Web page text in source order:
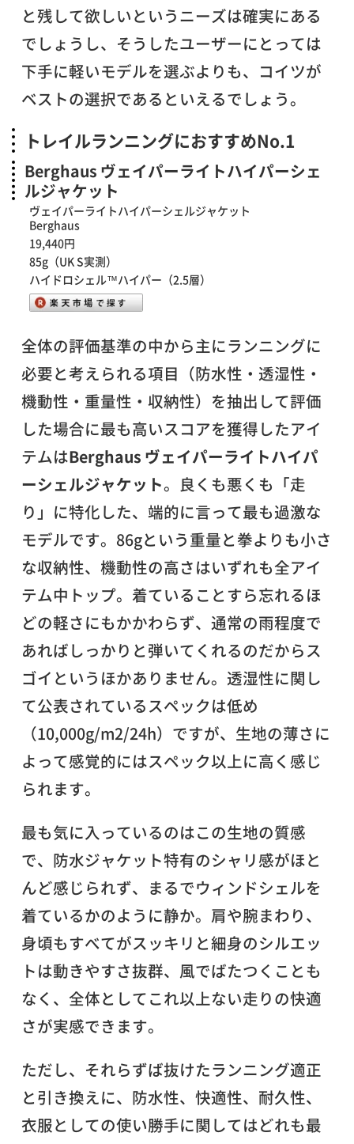
と残して欲しいというニーズは確実にある
でしょうし、そうしたユーザーにとっては
下手に軽いモデルを選ぶよりも、コイツが
ベストの選択であるといえるでしょう。
トレイルランニングにおすすめNo.1
Berghaus ヴェイパーライトハイパーシェ
ルジャケット
ヴェイパーライトハイパーシェルジャケット
Berghaus
19,440円
85g（UK S実測）
ハイドロシェル™ハイパー（2.5層）
全体の評価基準の中から主にランニングに
必要と考えられる項目（防水性・透湿性・
機動性・重量性・収納性）を抽出して評価
した場合に最も高いスコアを獲得したアイ
テムはBerghaus ヴェイパーライトハイパ
ーシェルジャケット。良くも悪くも「走
り」に特化した、端的に言って最も過激な
モデルです。86gという重量と拳よりも小さ
な収納性、機動性の高さはいずれも全アイ
テム中トップ。着ていることすら忘れるほ
どの軽さにもかかわらず、通常の雨程度で
あればしっかりと弾いてくれるのだからス
ゴイというほかありません。透湿性に関し
て公表されているスペックは低め
（10,000g/m2/24h）ですが、生地の薄さに
よって感覚的にはスペック以上に高く感じ
られます。
最も気に入っているのはこの生地の質感
で、防水ジャケット特有のシャリ感がほと
んど感じられず、まるでウィンドシェルを
着ているかのように静か。肩や腕まわり、
身頃もすべてがスッキリと細身のシルエッ
トは動きやすさ抜群、風でばたつくことも
なく、全体としてこれ以上ない走りの快適
さが実感できます。
ただし、それらずば抜けたランニング適正
と引き換えに、防水性、快適性、耐久性、
衣服としての使い勝手に関してはどれも最